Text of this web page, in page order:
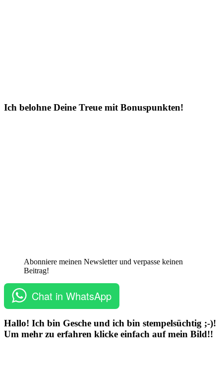
Ich belohne Deine Treue mit Bonuspunkten!
Abonniere meinen Newsletter und verpasse keinen
Beitrag!
Chat in WhatsApp
Hallo! Ich bin Gesche und ich bin stempelsüchtig ;-)!
Um mehr zu erfahren klicke einfach auf mein Bild!!